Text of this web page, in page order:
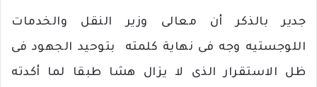
جدير بالذكر أن معالى وزير النقل والخدمات
اللوجستيه وجه فى نهاية كلمته
بتوحيد الجهود فى
ظل الاستقرار الذى لا يزال هشا طبقا لما أكدته